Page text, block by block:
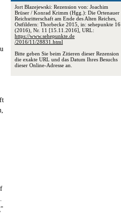
Jort Blazejewski: Rezension von: Joachim
Brüser / Konrad Krimm (Hgg.): Die Ortenauer
Reichsritterschaft am Ende des Alten Reiches,
Ostfildern: Thorbecke 2015, in: sehepunkte 16
(2016), Nr. 11 [15.11.2016], URL:
https://www.sehepunkte.de
/2016/11/28831.html
Bitte geben Sie beim Zitieren dieser Rezension
die exakte URL und das Datum Ihres Besuchs
dieser Online-Adresse an.